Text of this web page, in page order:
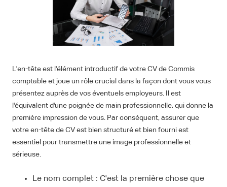
L'en-tête est l'élément introductif de votre CV de Commis
comptable et joue un rôle crucial dans la façon dont vous vous
présentez auprès de vos éventuels employeurs. Il est
l'équivalent d'une poignée de main professionnelle, qui donne la
première impression de vous. Par conséquent, assurer que
votre en-tête de CV est bien structuré et bien fourni est
essentiel pour transmettre une image professionnelle et
sérieuse.
Le nom complet : C'est la première chose que